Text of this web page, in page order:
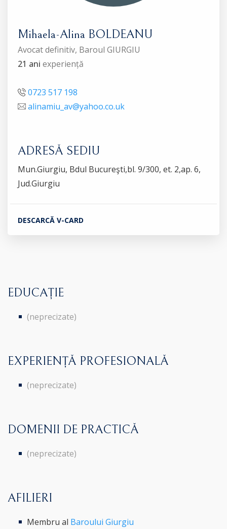
Mihaela-Alina BOLDEANU
Avocat definitiv, Baroul GIURGIU
21 ani experiență
0723 517 198
alinamiu_av@yahoo.co.uk
ADRESĂ SEDIU
Mun.Giurgiu, Bdul Bucureşti,bl. 9/300, et. 2,ap. 6,
Jud.Giurgiu
DESCARCĂ V-CARD
EDUCAȚIE
(neprecizate)
EXPERIENȚĂ PROFESIONALĂ
(neprecizate)
DOMENII DE PRACTICĂ
(neprecizate)
AFILIERI
Membru al Baroului Giurgiu